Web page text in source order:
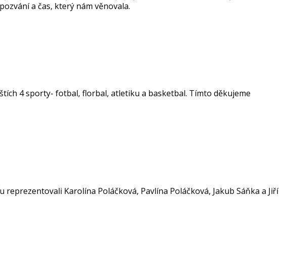
a čas, který nám věnovala.
4 sporty- fotbal, florbal, atletiku a basketbal. Tímto děkujeme
Karolína Poláčková, Pavlína Poláčková, Jakub Sáňka a Jiří